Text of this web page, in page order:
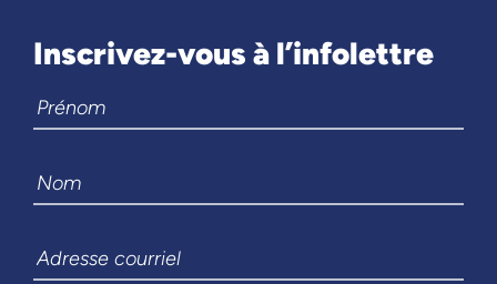
Inscrivez-vous à l’infolettre